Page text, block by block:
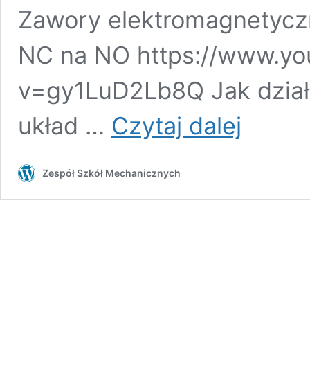
Zawory
NC na NO https://
v=gy1LuD2Lb8Q Jak
układ … Czytaj dalej
Zespół Szkół Mechanicznych